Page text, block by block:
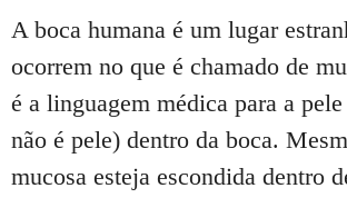
A boca humana é um lugar
ocorrem no que é chamado de
é a linguagem médica para a
não é pele) dentro da boca.
mucosa esteja escondida dentro